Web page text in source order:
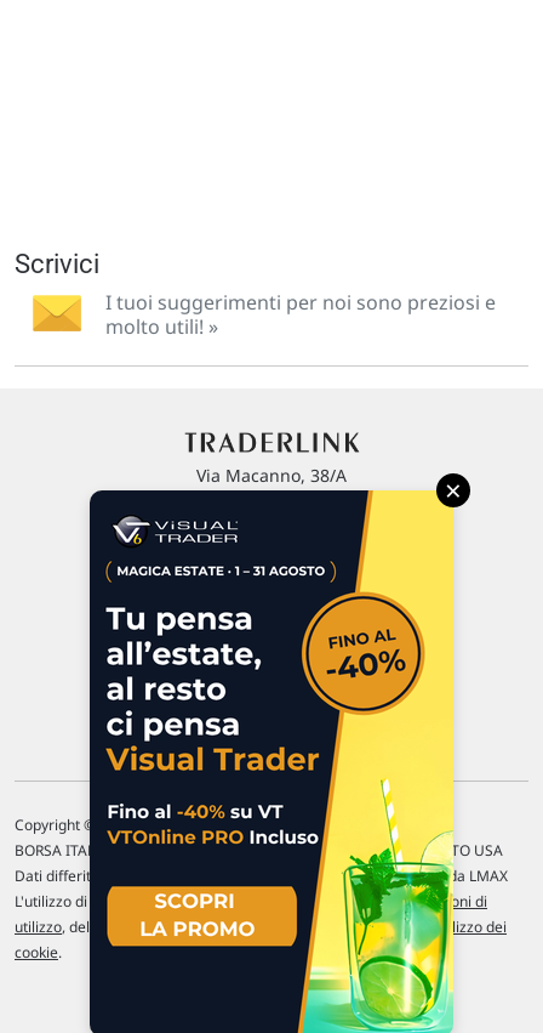
Scrivici
I tuoi suggerimenti per noi sono preziosi e
molto utili! »
Via Macanno, 38/A
P.IVA 02 452 460 401
Commenti e segnalazioni
Contattaci
Copyright © 1996-2026 Traderlink Italia s.r.l.
BORSA ITALIANA Quotazioni di borsa differite di 15 min. / MERCATO USA
Dati differiti di 15 min. (fonte Intrinio) / FOREX Quotazioni fornite da LMAX
L'utilizzo di questo sito implica l'accettazione delle nostre Condizioni di
utilizzo, del Disclaimer MAR, dellePolitiche sulla privacye dell' Utilizzo dei
cookie.
×